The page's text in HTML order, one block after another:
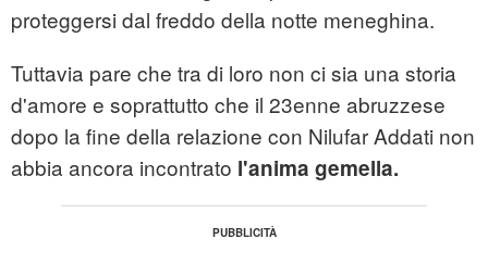
proteggersi dal freddo della notte meneghina.
Tuttavia pare che tra di loro non ci sia una storia
d'amore e soprattutto che il 23enne abruzzese
dopo la fine della relazione con Nilufar Addati non
abbia ancora incontrato l'anima gemella.